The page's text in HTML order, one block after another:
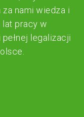
nami wiedza i
lat pracy w
legalizacji